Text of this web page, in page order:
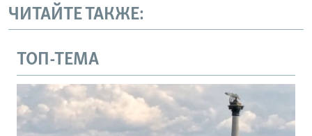
ЧИТАЙТЕ ТАКЖЕ:
ТОП-ТЕМА